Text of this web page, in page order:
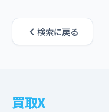
検索に戻る
買取X